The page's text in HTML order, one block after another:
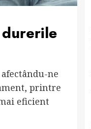
ne
printre
eficient